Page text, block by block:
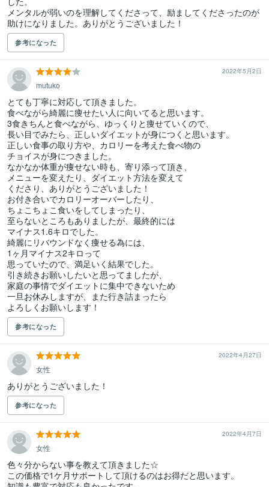
メンタルが弱いのを理解してくださって、励ましてくださったのが
参考になった
2022年5月2日
mutuko
とても丁寧に対応して頂きました。
食べながら綺麗に痩せたい人に向いてると思います。
3食きちんと食べながら、ゆっくりと痩せていくので、
長い目でみたら、正しいダイエットが身につくと思います。
正しい食事の取り方や、カロリーを考えた食べ物の
チョイスが身につきました。
なかなか体重が痩せない時も、寄り添って頂き、
メニューを変えたり、ダイエット方法を変えて
くださり、ありがとうございました！
お付き合いでカロリーオーバーしたり、
ちょこちょこ食いをしてしまったり、
至らないところもありましたが、最終的には
マイナス1.6キロでした。
綺麗にリバウンドなく痩せる為には、
1ヶ月マイナス2キロって
思っていたので、満足いく結果でした。
引き続きお願いしたいと思ってましたが、
家庭の事情でダイエットに集中できないため
一旦お休みしますが、また行き詰まったら
よろしくお願いします！
参考になった
2022年4月27日
女性
ありがとうございました！
参考になった
2022年4月7日
女性
色々分からない事を教えて頂きました☆
この価格で1ケ月サポートして頂けるのはお得だと思います。